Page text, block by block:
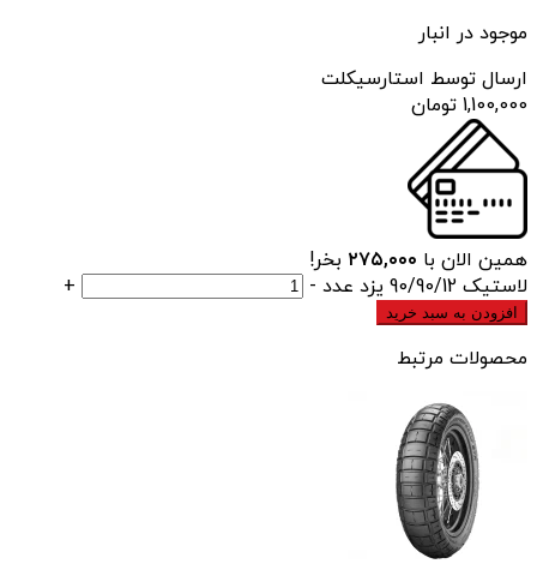
موجود در انبار
ارسال توسط استارسیکلت
1,100,000 تومان
همین الان با ۲۷۵,۰۰۰ بخر!
لاستیک 90/90/12 یزد عدد
-
+
افزودن به سبد خرید
محصولات مرتبط